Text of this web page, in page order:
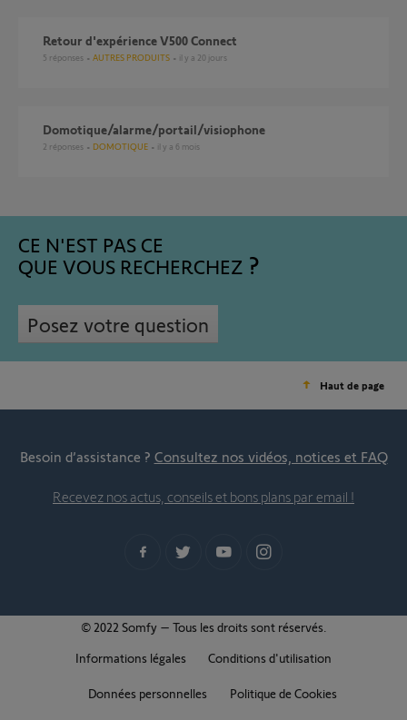
Retour d'expérience V500 Connect
5 réponses AUTRES PRODUITS il y a 20 jours
domotique/alarme/portail/visiophone
2 réponses DOMOTIQUE il y a 6 mois
CE N'EST PAS CE
QUE VOUS RECHERCHEZ
Posez votre question
Haut de page
Besoin d’assistance ? Consultez nos vidéos, notices et FAQ
Recevez nos actus, conseils et bons plans par email !
© 2022 Somfy – Tous les droits sont réservés.
Informations légales
Conditions d'utilisation
Données personnelles Politique de Cookies